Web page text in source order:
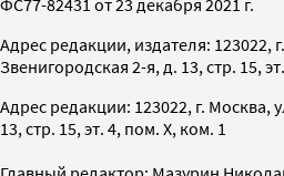
Адрес редакции, издателя: 123022,
Звенигородская 2-я, д. 13, стр. 15,
Адрес редакции: 123022, г. Москва,
13, стр. 15, эт. 4, пом. X, ком. 1